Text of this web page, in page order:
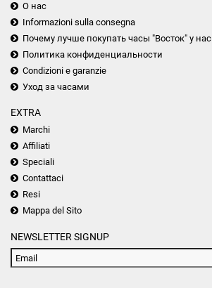
О нас
Informazioni sulla consegna
Почему лучше покупать часы "Восток" у нас
Политика конфиденциальности
Condizioni e garanzie
Уход за часами
EXTRA
Marchi
Affiliati
Speciali
Contattaci
Resi
Mappa del Sito
NEWSLETTER SIGNUP